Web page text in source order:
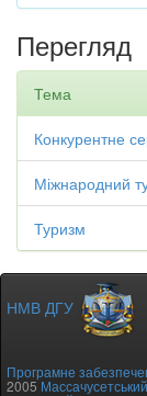
Перегляд
Тема
Конкурентне
Міжнародний
Туризм
НМВ ДГУ
Програмне
2005